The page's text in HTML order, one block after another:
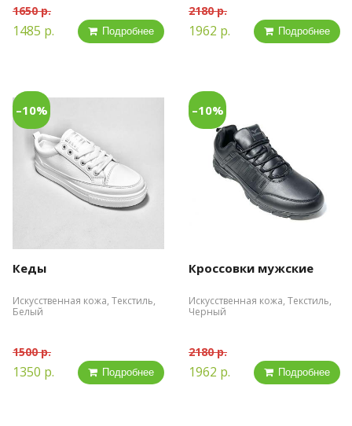
1650 р.
1485 р. Подробнее
2180 р.
1962 р. Подробнее
–10%
Кеды
Искусственная кожа, Текстиль,
Белый
1500 р.
1350 р. Подробнее
–10%
Кроссовки мужские
Искусственная кожа, Текстиль,
Черный
2180 р.
1962 р. Подробнее